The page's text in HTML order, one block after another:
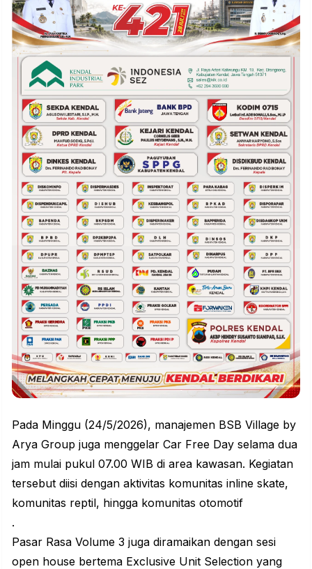
Pada Minggu (24/5/2026), manajemen BSB Village by
Arya Group juga menggelar Car Free Day selama dua
jam mulai pukul 07.00 WIB di area kawasan. Kegiatan
tersebut diisi dengan aktivitas komunitas inline skate,
komunitas reptil, hingga komunitas otomotif
.
Pasar Rasa Volume 3 juga diramaikan dengan sesi
open house bertema Exclusive Unit Selection yang